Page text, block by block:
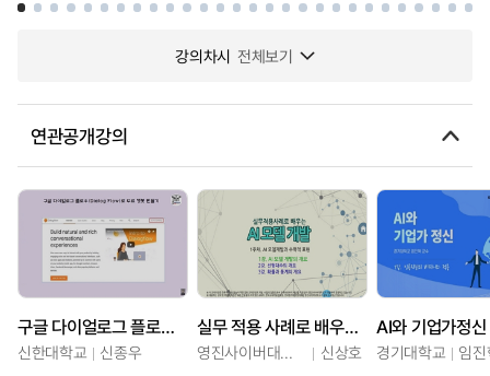
강의차시 전체보기
연관공개강의
구글 다이얼로그 플로우(Dialog Flow)로 무료 챗봇 만들기
신한대학교 신종우
실무 적용 사례로 배우는 AI 모델 개발
영진사이버대학교 신상호
AI와 기업가정신
경기대학교 임